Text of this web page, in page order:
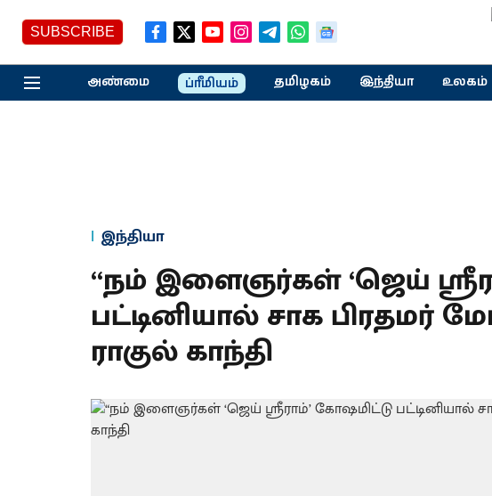
SUBSCRIBE
அண்மை ப்ரீமியம் தமிழகம் இந்தியா உலகம்
இந்தியா
“நம் இளைஞர்கள் ‘ஜெய்
பட்டினியால் சாக பிரதமர்
ராகுல் காந்தி